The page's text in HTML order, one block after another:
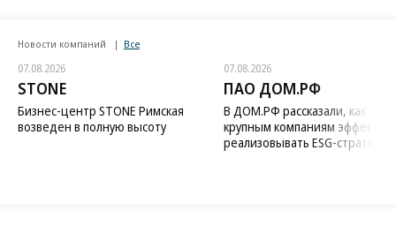
Новости компаний Все
07.08.2026
STONE
Бизнес-центр STONE Римская
возведен в полную высоту
07.08.2026
ПАО ДОМ.РФ
В ДОМ.РФ рассказали, как
крупным компаниям
реализовывать ESG-стратегию